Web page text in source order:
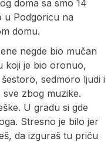
doma sa smo 14
u Podgoricu na
domu.
negde bio mučan
koji je bio oronuo,
sedmoro ljudi i
zbog muzike.
U gradu si gde
Stresno je bilo jer
da izguraš tu priču